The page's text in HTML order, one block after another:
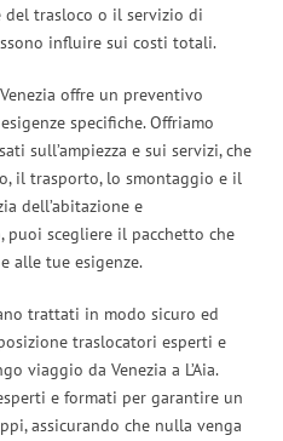
del trasloco o il servizio di
influire sui costi totali.
offre un preventivo
specifiche. Offriamo
sull’ampiezza e sui servizi, che
il trasporto, lo smontaggio e il
dell’abitazione e
puoi scegliere il pacchetto che
alle tue esigenze.
trattati in modo sicuro ed
traslocatori esperti e
viaggio da Venezia a L’Aia.
e formati per garantire un
assicurando che nulla venga